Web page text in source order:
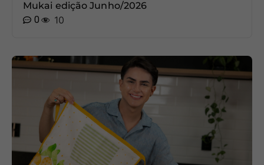
Mukai edição Junho/2026
0
10